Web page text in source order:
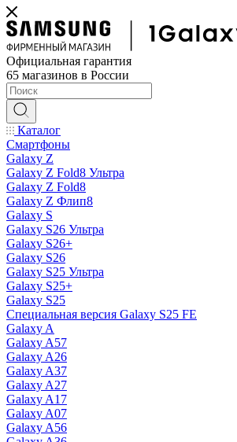
Официальная гарантия
65 магазинов в России
Каталог
Смартфоны
Galaxy Z
Galaxy Z Fold8 Ультра
Galaxy Z Fold8
Galaxy Z Флип8
Galaxy S
Galaxy S26 Ультра
Galaxy S26+
Galaxy S26
Galaxy S25 Ультра
Galaxy S25+
Galaxy S25
Специальная версия Galaxy S25 FE
Galaxy A
Galaxy A57
Galaxy A26
Galaxy A37
Galaxy A27
Galaxy A17
Galaxy A07
Galaxy A56